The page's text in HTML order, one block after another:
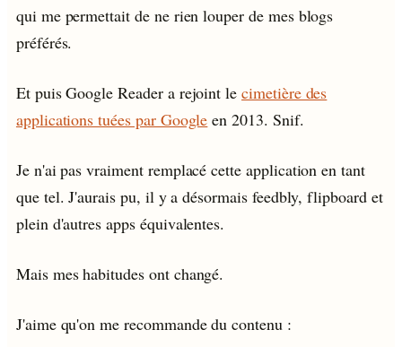
qui me permettait de ne rien louper de mes blogs
préférés.
Et puis Google Reader a rejoint lecimetière des
applications tuées par Google en 2013. Snif.
Je n'ai pas vraiment remplacé cette application en tant
que tel. J'aurais pu, il y a désormais feedbly, flipboard et
plein d'autres apps équivalentes.
Mais mes habitudes ont changé.
J'aime qu'on me recommande du contenu :